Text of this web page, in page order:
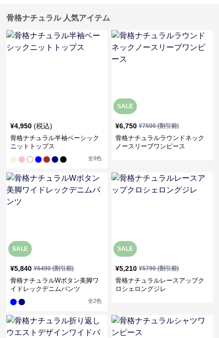
骨格ナチュラル 人気アイテム
¥4,950 (税込)
骨格ナチュラル半袖ベーシック
ニットトップス
全9色
SALE
¥6,750 ¥7500(割引前)
骨格ナチュラルラウンドネック
ノースリーブワンピース
SALE
¥5,840 ¥6490(割引前)
骨格ナチュラルWボタン美脚ワ
イドレックデニムパンツ
全2色
SALE
¥5,210 ¥5790(割引前)
骨格ナチュラルレースアップク
ロシェロングジレ